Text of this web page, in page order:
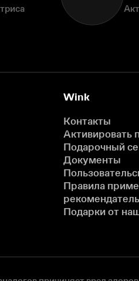
Wink
Контакты
Активировать
Подарочный
Документы
Правила
Подарки от